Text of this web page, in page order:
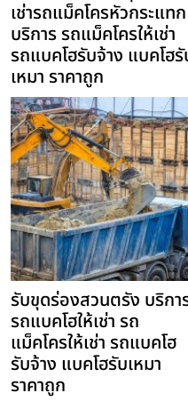
เช่ารถแม็คโครหัวกระแทก
บริการ รถแม็คโครให้เช่า
รถแบคโฮรับจ้าง แบคโฮ
เหมา ราคาถูก
รับขุดร่องสวนตรัง บริกา
รถแบคโฮให้เช่า รถ
แม็คโครให้เช่า รถแบคโฮ
รับจ้าง แบคโฮรับเหมา
ราคาถูก